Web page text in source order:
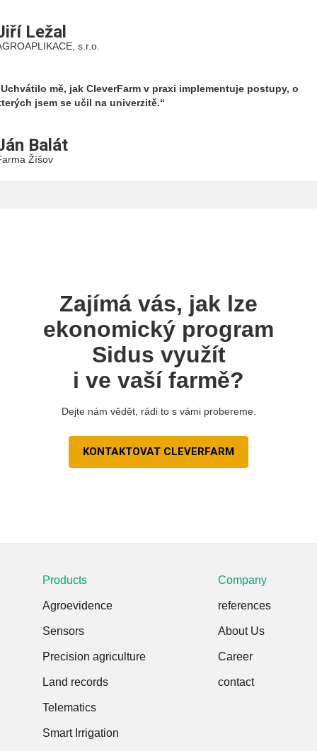
Ležal
s.r.o.
mě, jak CleverFarm v praxi implementuje postupy, o
jsem se učil na univerzitě.“
Balát
Žíšov
Zajímá vás, jak lze
ekonomický program
Sidus využít
i ve vaší farmě?
Dejte nám vědět, rádi to s vámi probereme.
KONTAKTOVAT CLEVERFARM
Products
Agroevidence
Sensors
Precision agriculture
Land records
Telematics
Smart Irrigation
Company
references
About Us
Career
contact